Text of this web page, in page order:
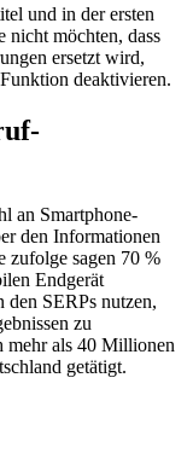
und in der ersten
nicht möchten, dass
ersetzt wird,
deaktivieren.
an Smartphone-
den Informationen
zufolge sagen 70 %
Endgerät
den SERPs nutzen,
zu
mehr als 40 Millionen
getätigt.